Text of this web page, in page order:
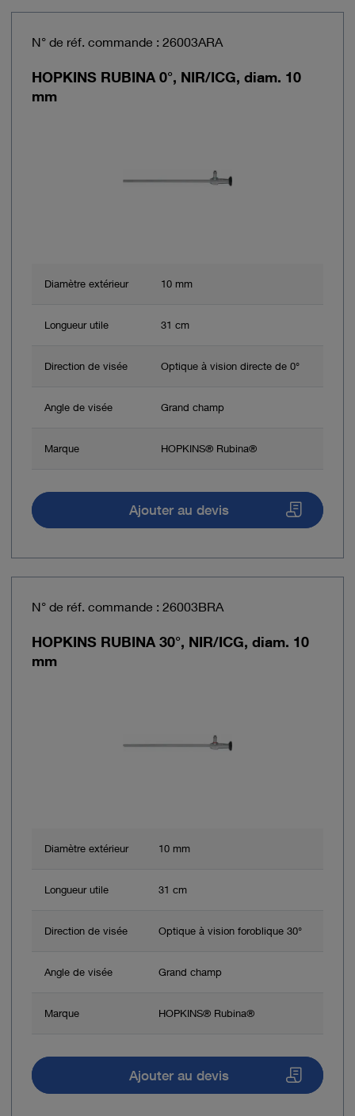
N° de réf. commande : 26003ARA
HOPKINS RUBINA 0°, NIR/ICG, diam. 10
mm
Diamètre extérieur 10 mm
Longueur utile 31 cm
Direction de visée Optique à vision directe de 0°
Angle de visée Grand champ
Marque HOPKINS® Rubina®
Ajouter au devis
N° de réf. commande : 26003BRA
HOPKINS RUBINA 30°, NIR/ICG, diam. 10
mm
Diamètre extérieur 10 mm
Longueur utile 31 cm
Direction de visée Optique à vision foroblique 30°
Angle de visée Grand champ
Marque HOPKINS® Rubina®
Ajouter au devis